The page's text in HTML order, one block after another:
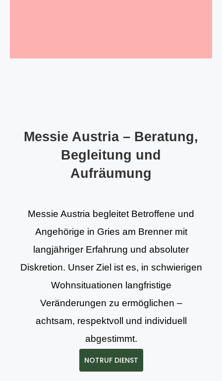
Messie Austria – Beratung,
Begleitung und
Aufräumung
Messie Austria begleitet Betroffene und
Angehörige in Gries am Brenner mit
langjähriger Erfahrung und absoluter
Diskretion. Unser Ziel ist es, in schwierigen
Wohnsituationen langfristige
Veränderungen zu ermöglichen –
achtsam, respektvoll und individuell
abgestimmt.
NOTRUF DIENST